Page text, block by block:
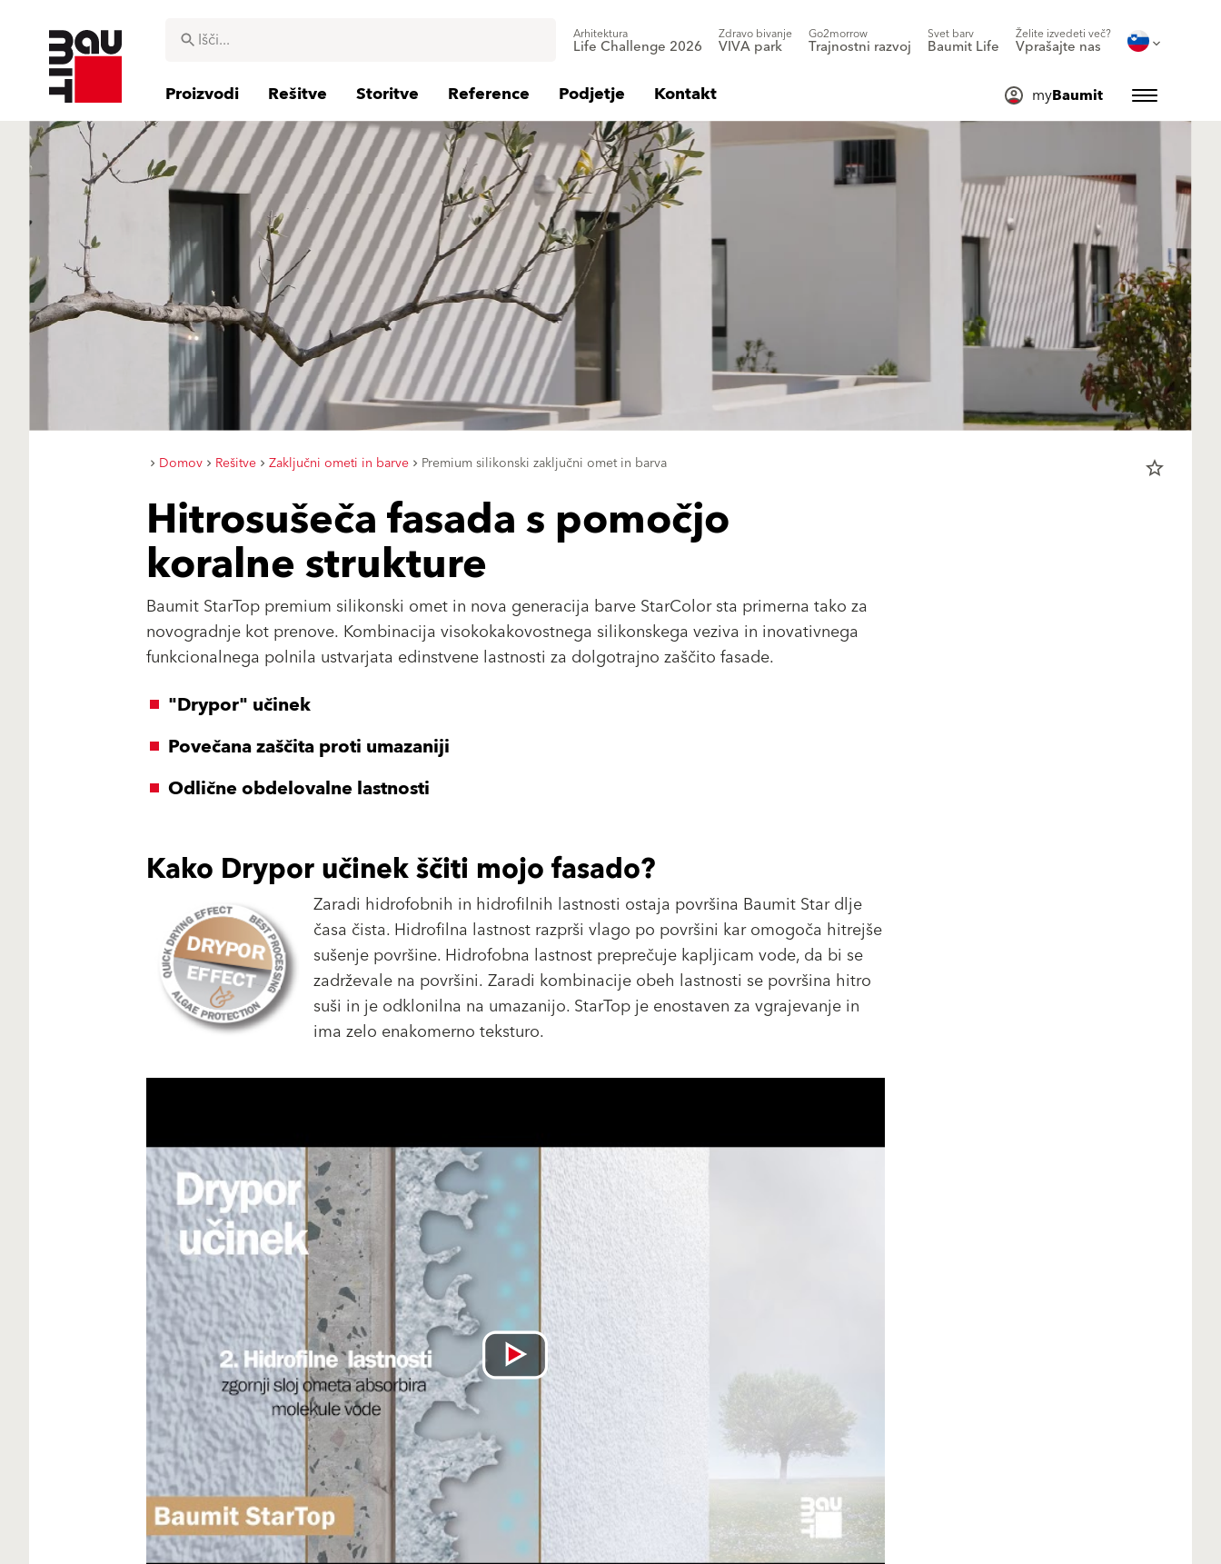
Arhitektura
Life Challenge 2026
Zdravo bivanje
VIVA park
Go2morrow
Trajnostni razvoj
Svet barv
Baumit Life
Želite izvedeti več?
Vprašajte nas
Proizvodi Rešitve Storitve Reference Podjetje Kontakt myBaumit
Domov Rešitve Zaključni ometi in barve Premium silikonski zaključni omet in barva star_border
Hitrosušeča fasada s pomočjo
koralne strukture
Baumit StarTop premium silikonski omet in nova generacija barve StarColor sta primerna tako za
novogradnje kot prenove. Kombinacija visokokakovostnega silikonskega veziva in inovativnega
funkcionalnega polnila ustvarjata edinstvene lastnosti za dolgotrajno zaščito fasade.
"Drypor" učinek
Povečana zaščita proti umazaniji
Odlične obdelovalne lastnosti
Kako Drypor učinek ščiti mojo fasado?
Zaradi hidrofobnih in hidrofilnih lastnosti ostaja površina Baumit Star dlje
časa čista. Hidrofilna lastnost razprši vlago po površini kar omogoča hitrejše
sušenje površine. Hidrofobna lastnost preprečuje kapljicam vode, da bi se
zadrževale na površini. Zaradi kombinacije obeh lastnosti se površina hitro
suši in je odklonilna na umazanijo. StarTop je enostaven za vgrajevanje in
ima zelo enakomerno teksturo.